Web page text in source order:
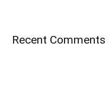
Recent Comments